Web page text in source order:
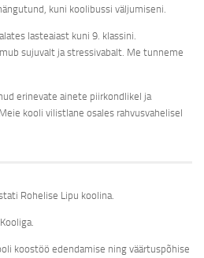
kuni koolibussi väljumiseni.
lasteaiast kuni 9. klassini.
sujuvalt ja stressivabalt. Me tunneme
erinevate ainete piirkondlikel ja
kooli vilistlane osales rahvusvahelisel
Rohelise Lipu koolina.
koostöö edendamise ning väärtuspõhise